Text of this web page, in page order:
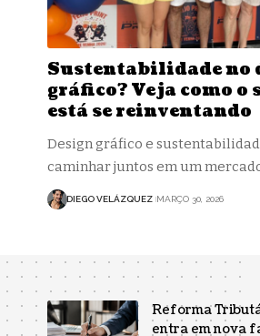
Sustentabilidade no
gráfico? Veja como o
está se reinventando
Design gráfico e
caminhar juntos em um
DIEGO VELÁZQUEZ MARÇO 30, 2026
Reforma
entra em nova